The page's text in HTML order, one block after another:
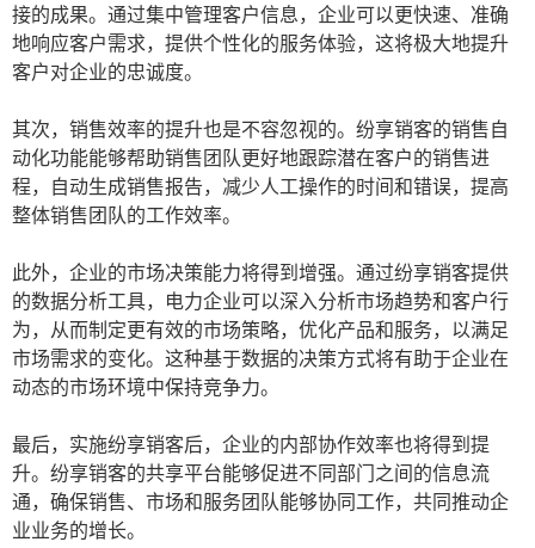
接的成果。通过集中管理客户信息，企业可以更快速、准确
地响应客户需求，提供个性化的服务体验，这将极大地提升
客户对企业的忠诚度。
其次，销售效率的提升也是不容忽视的。纷享销客的销售自
动化功能能够帮助销售团队更好地跟踪潜在客户的销售进
程，自动生成销售报告，减少人工操作的时间和错误，提高
整体销售团队的工作效率。
此外，企业的市场决策能力将得到增强。通过纷享销客提供
的数据分析工具，电力企业可以深入分析市场趋势和客户行
为，从而制定更有效的市场策略，优化产品和服务，以满足
市场需求的变化。这种基于数据的决策方式将有助于企业在
动态的市场环境中保持竞争力。
最后，实施纷享销客后，企业的内部协作效率也将得到提
升。纷享销客的共享平台能够促进不同部门之间的信息流
通，确保销售、市场和服务团队能够协同工作，共同推动企
业业务的增长。